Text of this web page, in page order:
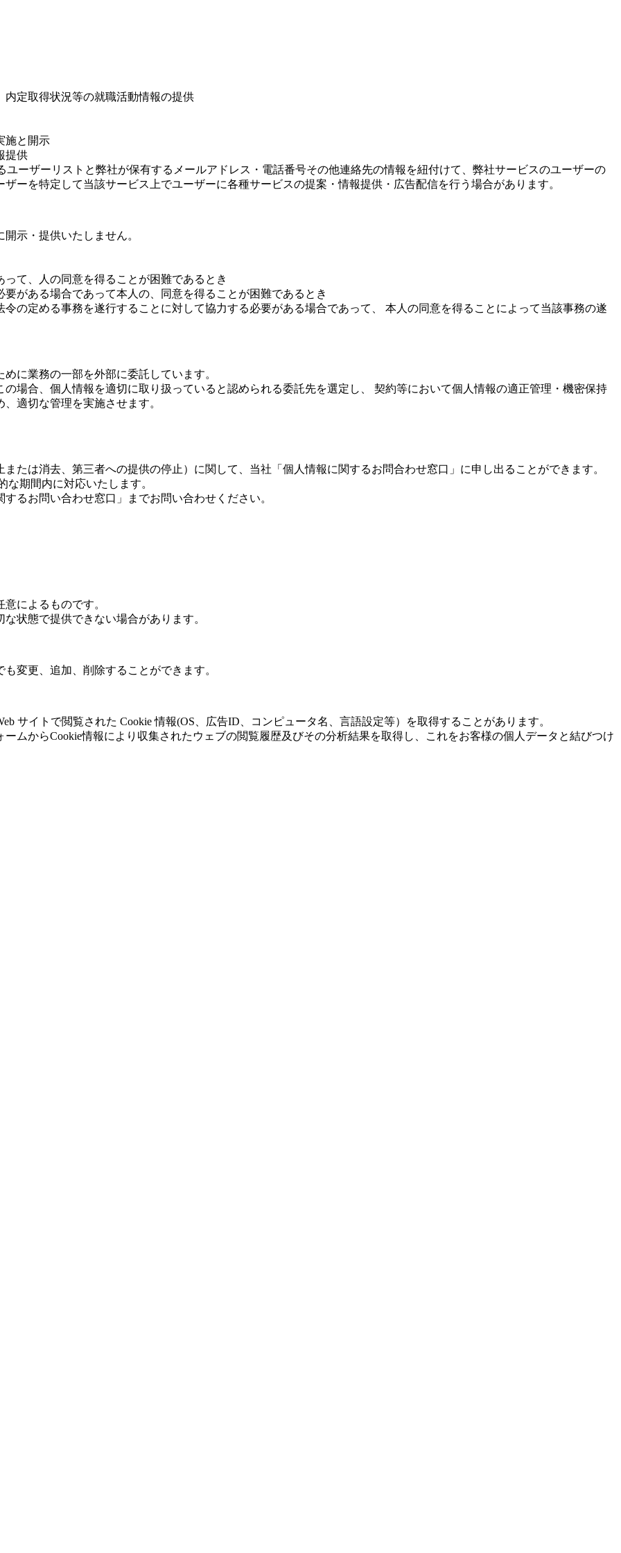
内定取得状況等の就職活動情報の提供
施と開示
提供
ユーザーリストと弊社が保有するメールアドレス・電話番号その他連絡先の情報を紐付けて、弊社サービスのユーザーの
ーを特定して当該サービス上でユーザーに各種サービスの提案・情報提供・広告配信を行う場合があります。
示・提供いたしません。
て、人の同意を得ることが困難であるとき
がある場合であって本人の、同意を得ることが困難であるとき
の定める事務を遂行することに対して協力する必要がある場合であって、 本人の同意を得ることによって当該事務の遂
に業務の一部を外部に委託しています。
場合、個人情報を適切に取り扱っていると認められる委託先を選定し、 契約等において個人情報の適正管理・機密保持
適切な管理を実施させます。
たは消去、第三者への提供の停止）に関して、当社「個人情報に関するお問合わせ窓口」に申し出ることができます。
期間内に対応いたします。
るお問い合わせ窓口」までお問い合わせください。
によるものです。
状態で提供できない場合があります。
変更、追加、削除することができます。
サイトで閲覧された Cookie 情報(OS、広告ID、コンピュータ名、言語設定等）を取得することがあります。
ムからCookie情報により収集されたウェブの閲覧履歴及びその分析結果を取得し、これをお客様の個人データと結びつけ